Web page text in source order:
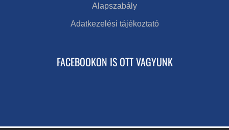
Alapszabály
Adatkezelési tájékoztató
FACEBOOKON IS OTT VAGYUNK